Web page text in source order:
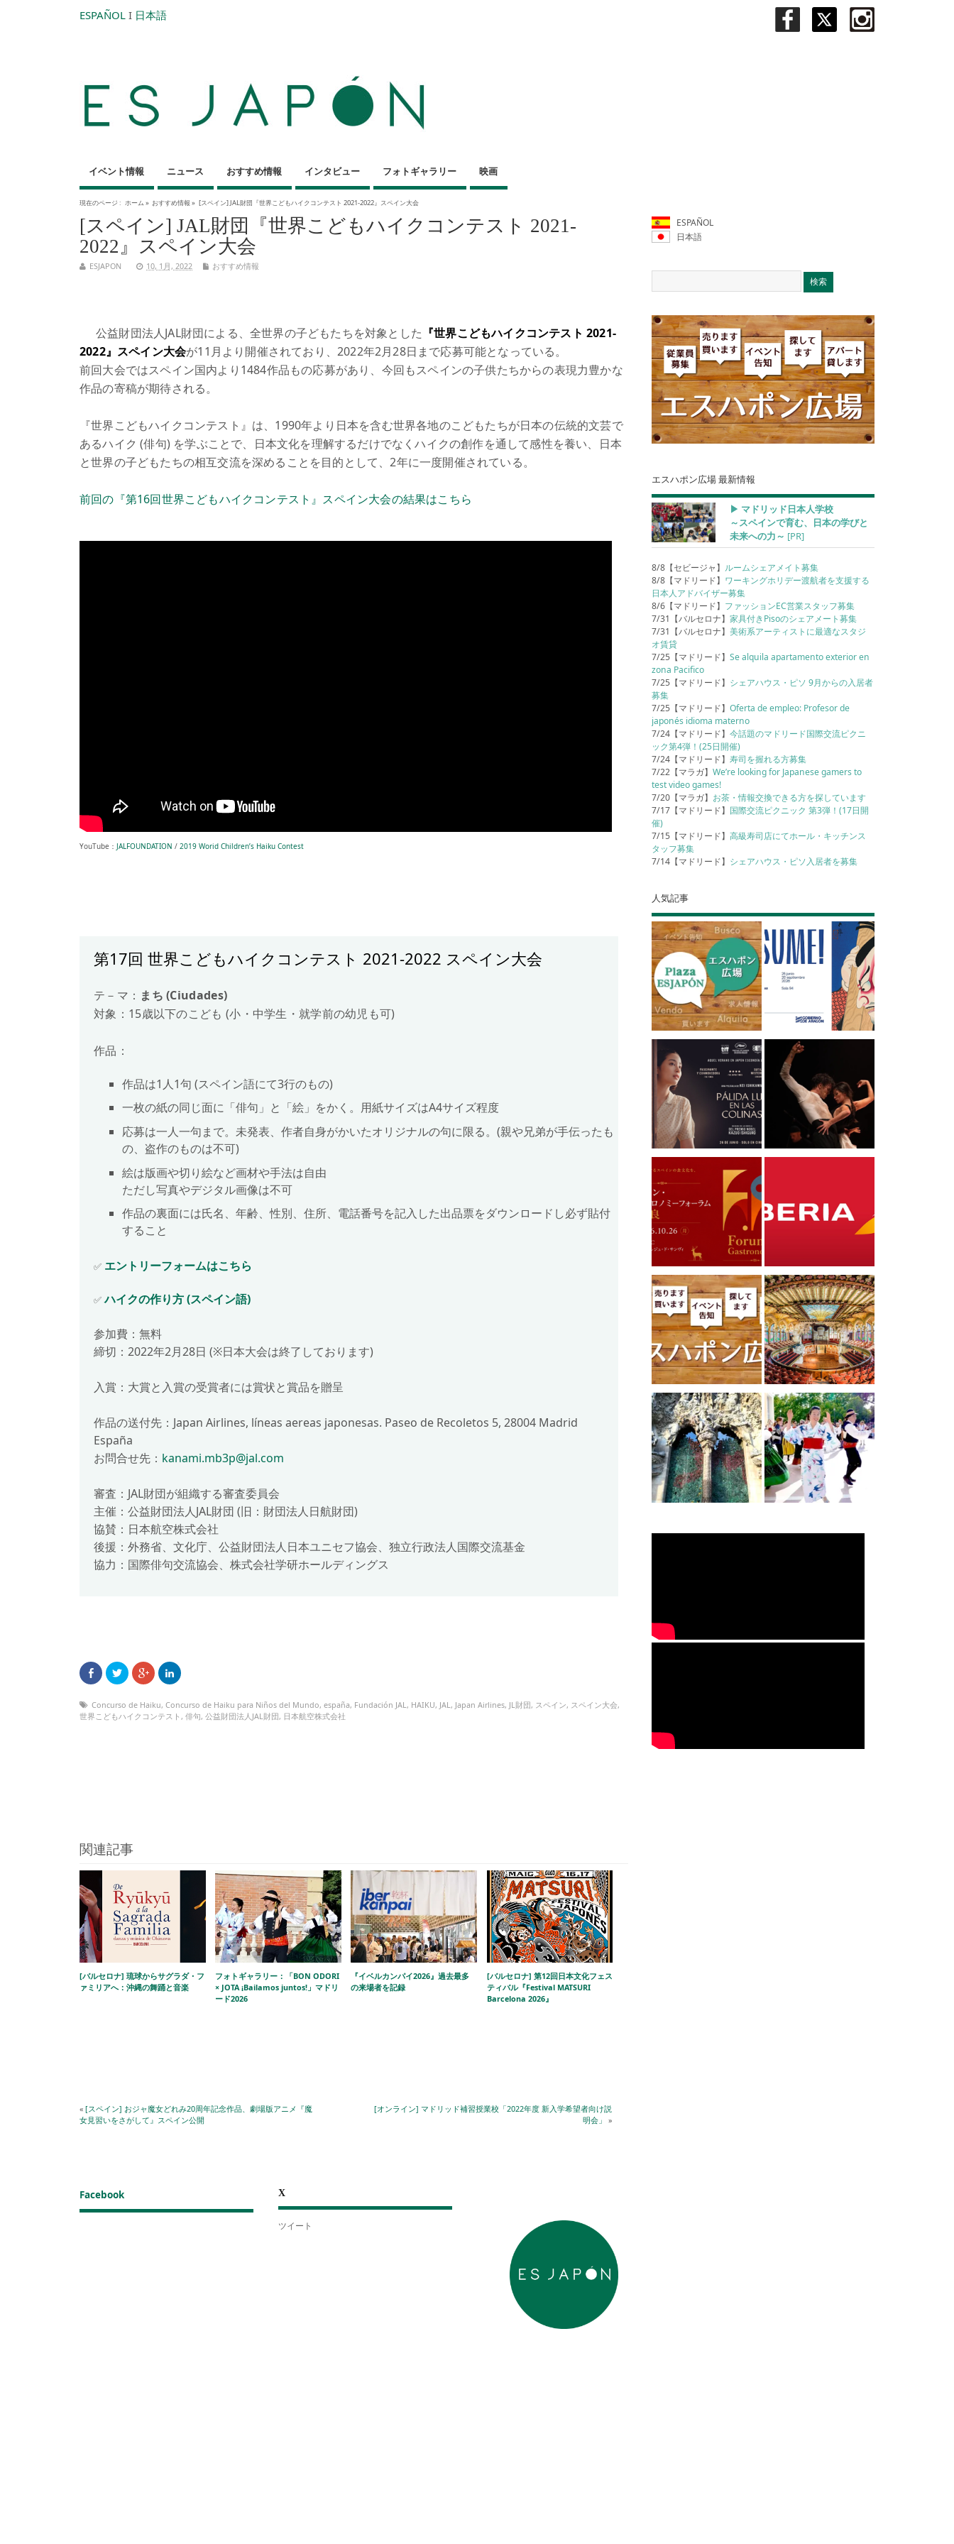
ESPAÑOL I 日本語
イベント情報 ニュース おすすめ情報 インタビュー フォトギャラリー 映画
現在のページ : ホーム » おすすめ情報 » [スペイン] JAL財団『世界こどもハイクコンテスト 2021-2022』スペイン大会
[スペイン] JAL財団『世界こどもハイクコンテスト 2021-
2022』スペイン大会
ESJAPON 10, 1月, 2022 おすすめ情報
公益財団法人JAL財団による、全世界の子どもたちを対象とした 『世界こどもハイクコンテスト 2021-
2022』スペイン大会が11月より開催されており、2022年2月28日まで応募可能となっている。
前回大会ではスペイン国内より1484作品もの応募があり、今回もスペインの子供たちからの表現力豊かな
作品の寄稿が期待される。
『世界こどもハイクコンテスト』は、1990年より日本を含む世界各地のこどもたちが日本の伝統的文芸で
あるハイク (俳句) を学ぶことで、日本文化を理解するだけでなくハイクの創作を通して感性を養い、日本
と世界の子どもたちの相互交流を深めることを目的として、2年に一度開催されている。
前回の『第16回世界こどもハイクコンテスト』スペイン大会の結果はこちら
YouTube： JALFOUNDATION / 2019 Worid Children’s Haiku Contest
第17回 世界こどもハイクコンテスト 2021-2022 スペイン大会
テ－マ： まち (Ciudades)
対象：15歳以下のこども (小・中学生・就学前の幼児も可)
作品：
作品は1人1句 (スペイン語にて3行のもの)
一枚の紙の同じ面に「俳句」と「絵」をかく。用紙サイズはA4サイズ程度
応募は一人一句まで。未発表、作者自身がかいたオリジナルの句に限る。(親や兄弟が手伝ったも
の、盗作のものは不可)
絵は版画や切り絵など画材や手法は自由
ただし写真やデジタル画像は不可
作品の裏面には氏名、年齢、性別、住所、電話番号を記入した出品票をダウンロードし必ず貼付
すること
✅ エントリーフォームはこちら
✅ハイクの作り方 (スペイン語)
参加費：無料
締切：2022年2月28日 (※日本大会は終了しております)
入賞：大賞と入賞の受賞者には賞状と賞品を贈呈
作品の送付先：Japan Airlines, líneas aereas japonesas. Paseo de Recoletos 5, 28004 Madrid
España
お問合せ先： kanami.mb3p@jal.com
審査：JAL財団が組織する審査委員会
主催：公益財団法人JAL財団 (旧：財団法人日航財団)
協賛：日本航空株式会社
後援：外務省、文化庁、公益財団法人日本ユニセフ協会、独立行政法人国際交流基金
協力：国際俳句交流協会、株式会社学研ホールディングス
Concurso de Haiku, Concurso de Haiku para Niños del Mundo, españa, Fundación JAL , HAIKU, JAL , Japan Airlines, JL財団, スペイン, スペイン大会,
世界こどもハイクコンテスト , 俳句, 公益財団法人JAL財団, 日本航空株式会社
関連記事
[バルセロナ] 琉球からサグラダ・フ
ァミリアへ：沖縄の舞踊と音楽
フォトギャラリー：「BON ODORI
× JOTA ¡Bailamos juntos!」マドリ
ード2026
『イベルカンパイ2026』過去最多
の来場者を記録
[バルセロナ] 第12回日本文化フェス
ティバル『Festival MATSURI
Barcelona 2026』
« [スペイン] おジャ魔女どれみ20周年記念作品、劇場版アニメ『魔
女見習いをさがして』スペイン公開
[オンライン] マドリッド補習授業校「2022年度 新入学希望者向け説
明会」 »
ESPAÑOL
日本語
エスハポン広場 最新情報
▶︎ マドリッド日本人学校
～スペインで育む、日本の学びと
未来への力～ [PR]
8/8【セビージャ】ルームシェアメイト募集
8/8【マドリード】 ワーキングホリデー渡航者を支援する
日本人アドバイザー募集
8/6【マドリード】 ファッションEC営業スタッフ募集
7/31【バルセロナ】家具付きPisoのシェアメート募集
7/31【バルセロナ】美術系アーティストに最適なスタジ
オ賃貸
7/25【マドリード】Se alquila apartamento exterior en
zona Pacifico
7/25【マドリード】 シェアハウス・ピソ 9月からの入居者
募集
7/25【マドリード】Oferta de empleo: Profesor de
japonés idioma materno
7/24【マドリード】今話題のマドリード国際交流ピクニ
ック第4弾！(25日開催)
7/24【マドリード】寿司を握れる方募集
7/22【マラガ】We’re looking for Japanese gamers to
test video games!
7/20【マラガ】 お茶・情報交換できる方を探しています
7/17【マドリード】 国際交流ピクニック 第3弾！(17日開
催)
7/15【マドリード】高級寿司店にてホール・キッチンス
タッフ募集
7/14【マドリード】 シェアハウス・ピソ入居者を募集
人気記事
Facebook X
ツイート